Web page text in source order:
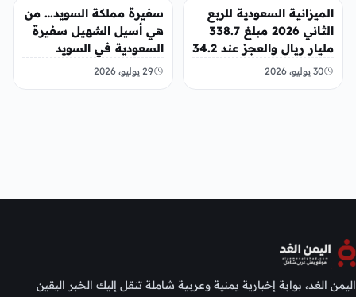
عربي ودولي
الميزانية السعودية للربع
الثاني 2026 مبلغ 338.7
مليار ريال والعجز عند 34.2
مليار ريال
30 يوليو، 2026
عربي ودولي
سفيرة مملكة السويد… من
هي أسيل الشهيل سفيرة
السعودية في السويد
29 يوليو، 2026
اليمن الغد، بوابة إخبارية يمنية وعربية شاملة تنقل إليك الخبر اليقين